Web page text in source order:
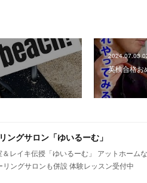
2024.07.03
英検合格お
ングサロン「ゆいるーむ」
レイキ伝授「ゆいるーむ」 アットホーム
ングサロンも併設 体験レッスン受付中